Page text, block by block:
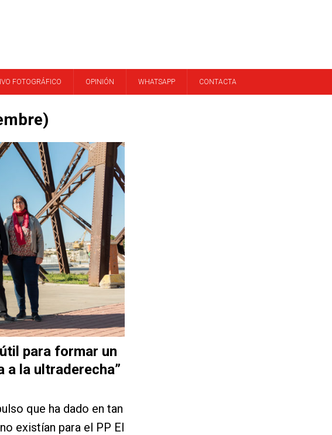
FOTOGRÁFICO OPINIÓN WHATSAPP CONTACTA
para formar un
a la ultraderecha”
que ha dado en tan
existían para el PP El